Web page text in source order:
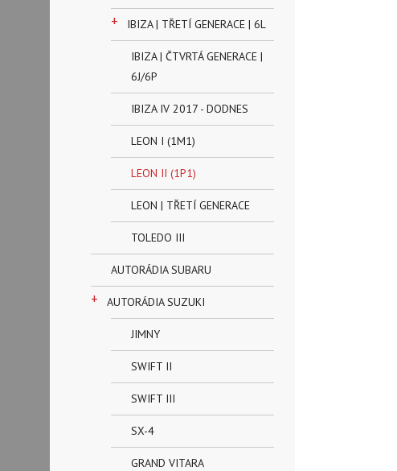
+ IBIZA | TŘETÍ GENERACE | 6L
IBIZA | ČTVRTÁ GENERACE |
6J/6P
IBIZA IV 2017 - DODNES
LEON I (1M1)
LEON II (1P1)
LEON | TŘETÍ GENERACE
TOLEDO III
AUTORÁDIA SUBARU
+ AUTORÁDIA SUZUKI
JIMNY
SWIFT II
SWIFT III
SX-4
GRAND VITARA